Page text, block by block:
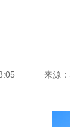
来源